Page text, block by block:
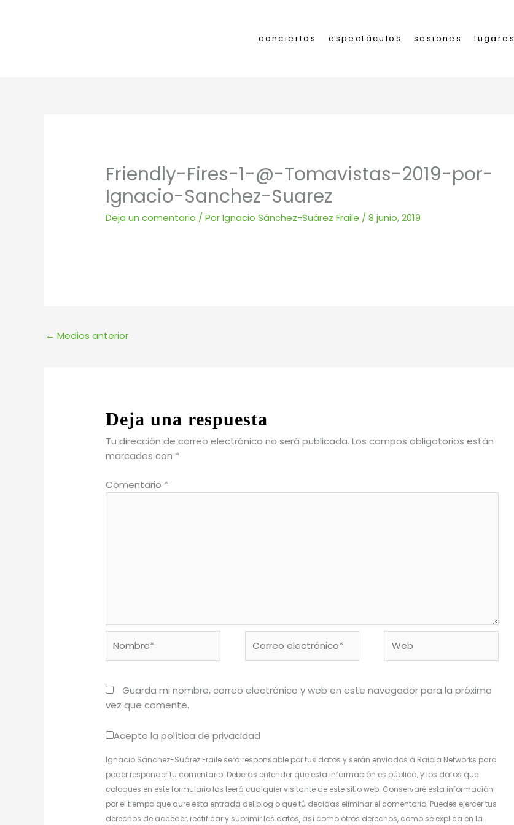
conciertos espectáculos sesiones lugares
Friendly-Fires-1-@-Tomavistas-2019-por-
Ignacio-Sanchez-Suarez
Deja un comentario / PorIgnacio Sánchez-Suárez Fraile /8 junio, 2019
← Medios anterior
Deja una respuesta
Tu dirección de correo electrónico no será publicada. Los campos obligatorios están
marcados con *
Comentario *
electrónico*
Guarda mi nombre, correo electrónico y web en este navegador para la próxima
vez que comente.
Acepto la política de privacidad
Ignacio Sánchez-Suárez Fraile será responsable por tus datos y serán enviados a Raiola Networks para
poder responder tu comentario. Deberás entender que esta información es pública, y los datos que
coloques en este formulario los leerá cualquier visitante de este sitio web. Conservaré esta información
por el tiempo que dure esta entrada del blog o que tú decidas eliminar el comentario. Puedes ejercer tus
derechos de acceder, rectificar y suprimir los datos, así como otros derechos, como se explica en la